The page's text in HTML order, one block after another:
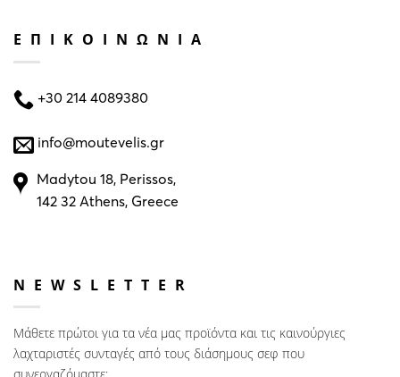
ΕΠΙΚΟΙΝΩΝΙΑ
+30 214 4089380
info@moutevelis.gr
Madytou 18, Perissos,
142 32 Athens, Greece
NEWSLETTER
Μάθετε πρώτοι για τα νέα μας προϊόντα και τις καινούργιες
λαχταριστές συνταγές από τους διάσημους σεφ που